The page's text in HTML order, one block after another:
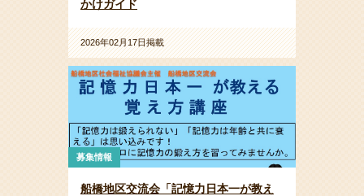
かけガイド
2026年02月17日掲載
募集情報
船橋地区交流会「記憶力日本一が教え